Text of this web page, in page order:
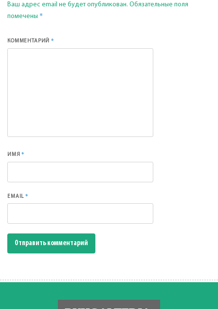
Ваш адрес email не будет опубликован. Обязательные поля
помечены *
КОММЕНТАРИЙ*
ИМЯ*
EMAIL*